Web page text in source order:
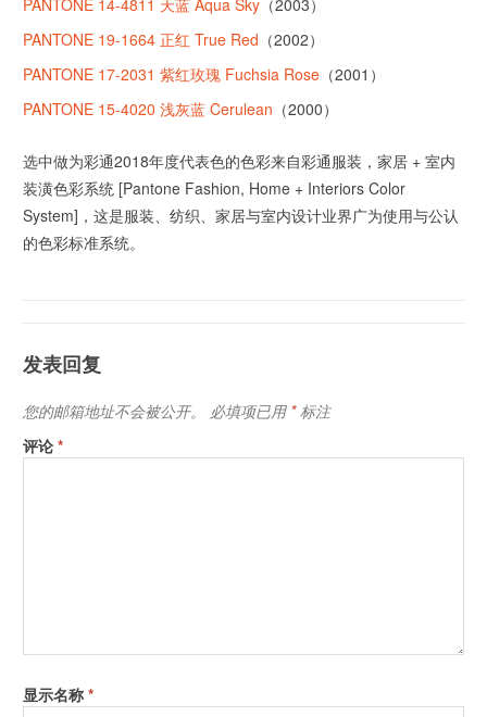
PANTONE 19-1664 正红 True Red （2002）
PANTONE 17-2031 紫红玫瑰 Fuchsia Rose （2001）
PANTONE 15-4020 浅灰蓝 Cerulean （2000）
选中做为彩通2018年度代表色的色彩来自彩通服装，家居 + 室内
装潢色彩系统 [Pantone Fashion, Home + Interiors Color
System]，这是服装、纺织、家居与室内设计业界广为使用与公认
的色彩标准系统。
发表回复
您的邮箱地址不会被公开。 必填项已用 *标注
评论*
显示名称*